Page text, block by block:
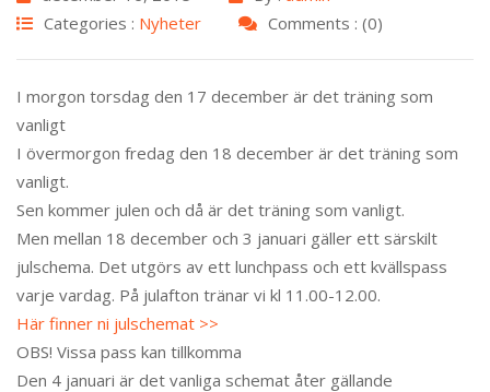
Categories : Nyheter Comments : (0)
I morgon torsdag den 17 december är det träning som
vanligt
I övermorgon fredag den 18 december är det träning som
vanligt.
Sen kommer julen och då är det träning som vanligt.
Men mellan 18 december och 3 januari gäller ett särskilt
julschema. Det utgörs av ett lunchpass och ett kvällspass
varje vardag. På julafton tränar vi kl 11.00-12.00.
Här finner ni julschemat >>
OBS! Vissa pass kan tillkomma
Den 4 januari är det vanliga schemat åter gällande